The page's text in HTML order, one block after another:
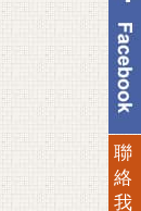
聯
絡
我